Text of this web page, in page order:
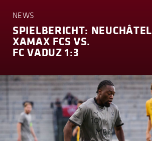
NEWS
SPIELBERICHT: NEUCHÂTEL
XAMAX FCS VS.
FC VADUZ 1:3